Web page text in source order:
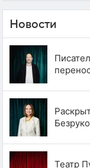
Новости
Театр